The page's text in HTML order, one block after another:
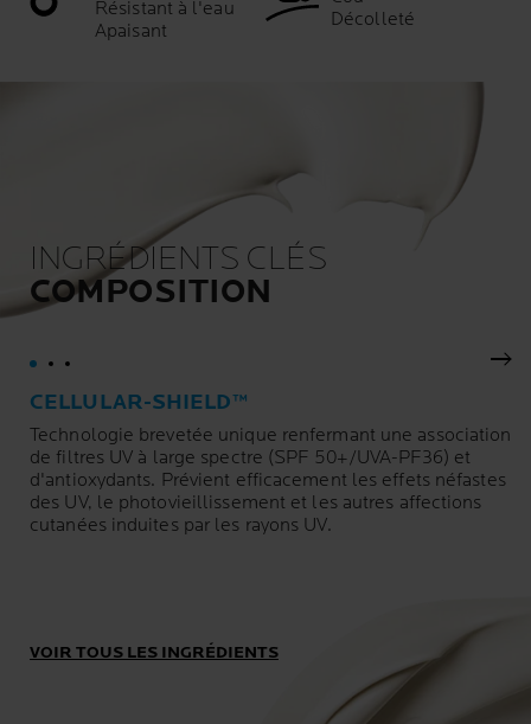
Résistant à l'eau
Apaisant
Décolleté
INGRÉDIENTS CLÉS
COMPOSITION
CELLULAR-SHIELD™
Technologie brevetée unique renfermant une association
de filtres UV à large spectre (SPF 50+/UVA-PF36) et
d'antioxydants. Prévient efficacement les effets néfastes
des UV, le photovieillissement et les autres affections
cutanées induites par les rayons UV.
VOIR TOUS LES INGRÉDIENTS